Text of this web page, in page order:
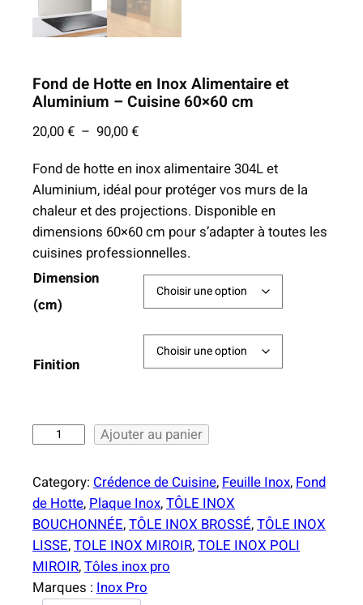
Fond de Hotte en Inox Alimentaire et
Aluminium – Cuisine 60×60 cm
20,00€ – 90,00€P
a
g
e
d
e
p
x
0
,
0
€
à
9
0
Fond de hotte en inox alimentaire 304L et
Aluminium, idéal pour protéger vos murs de la
chaleur et des projections. Disponible en
dimensions 60×60 cm pour s’adapter à toutes les
cuisines professionnelles.
Dimension
(cm)
Finition
a
n
t
i
t
é
Ajouter au panier
Category: Crédence de Cuisine, Feuille Inox, Fond
de Hotte, Plaque Inox, TÔLE INOX
BOUCHONNÉE, TÔLE INOX BROSSÉ, TÔLE INOX
LISSE, TOLE INOX MIROIR, TOLE INOX POLI
MIROIR, Tôles inox pro
Marques : Inox Pro